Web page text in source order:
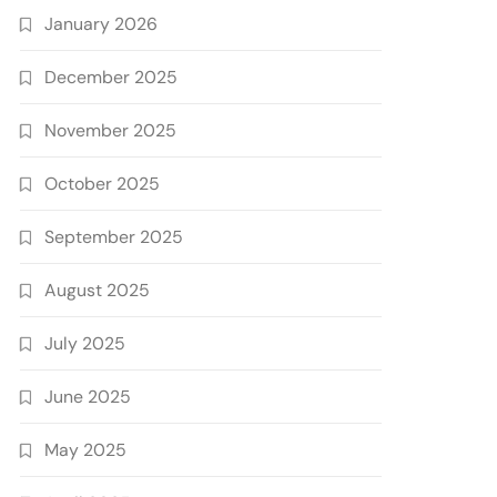
January 2026
December 2025
November 2025
October 2025
September 2025
August 2025
July 2025
June 2025
May 2025